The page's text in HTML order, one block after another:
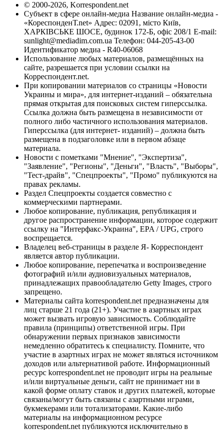
© 2000-2026, Korrespondent.net
Субъект в сфере онлайн-медиа Название онлайн-медиа -
«КореспонденТ.net» Адрес: 02091, місто Київ,
ХАРКІВСЬКЕ ШОСЕ, будинок 172-Б, офіс 208/1 E-mail:
sunlight@mediadim.com.ua Телефон: 044-205-43-00
Идентификатор медиа - R40-06068
Использование любых материалов, размещённых на
сайте, разрешается при условии ссылки на
Корреспондент.net.
При копировании материалов со страницы «Новости
Украины и мира», для интернет-изданий – обязательна
прямая открытая для поисковых систем гиперссылка.
Ссылка должна быть размещена в независимости от
полного либо частичного использования материалов.
Гиперссылка (для интернет- изданий) – должна быть
размещена в подзаголовке или в первом абзаце
материала.
Новости с пометками "Мнение", "Экспертиза",
"Заявление", "Регионы", "Деньги", "Власть", "Выборы",
"Тест-драйв", "Спецпроекты", "Промо" публикуются на
правах рекламы.
Раздел Спецпроекты создается совместно с
коммерческими партнерами.
Любое копирование, публикация, републикация и
другое распространение информации, которое содержит
ссылку на "Интерфакс-Украина", EPA / UPG, строго
воспрещается.
Владелец веб-страницы в разделе Я- Корреспондент
является автор публикации.
Любое копирование, перепечатка и воспроизведение
фотографий и/или аудиовизуальных материалов,
принадлежащих правообладателю Getty Images, строго
запрещено.
Материалы сайта korrespondent.net предназначены для
лиц старше 21 года (21+). Участие в азартных играх
может вызвать игровую зависимость. Соблюдайте
правила (принципы) ответственной игры. При
обнаружении первых признаков зависимости
немедленно обратитесь к специалисту. Помните, что
участие в азартных играх не может являться источником
доходов или альтернативой работе. Информационный
ресурс korrespondent.net не проводит игры на реальные
и/или виртуальные деньги, сайт не принимает ни в
какой форме оплату ставок и других платежей, которые
связаны/могут быть связаны с азартными играми,
букмекерами или тотализаторами. Какие-либо
материалы на информационном ресурсе
korrespondent.net публикуются исключительно в